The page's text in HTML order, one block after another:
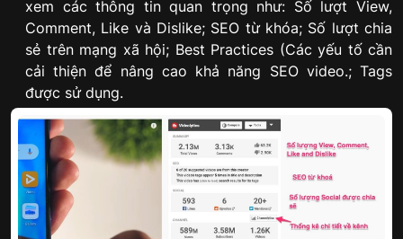
xem các thông tin quan trọng như: Số lượt View,
Comment, Like và Dislike; SEO từ khóa; Số lượt chia
sẻ trên mạng xã hội; Best Practices (Các yếu tố cần
cải thiện để nâng cao khả năng SEO video.; Tags
được sử dụng.